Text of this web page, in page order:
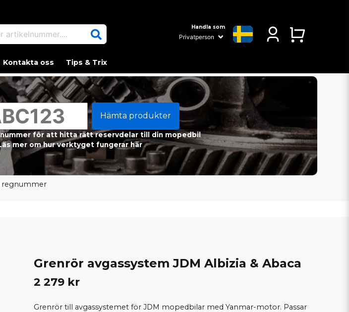
Handla som
Kontakta oss Tips & Trix
Hämta produkter
för att hitta rätt reservdelar till din mopedbil
mer om hur verktyget fungerar här
regnummer
Grenrör avgassystem JDM Albizia & Abaca
2 279 kr
Grenrör till avgassystemet för JDM mopedbilar med Yanmar-motor. Passar